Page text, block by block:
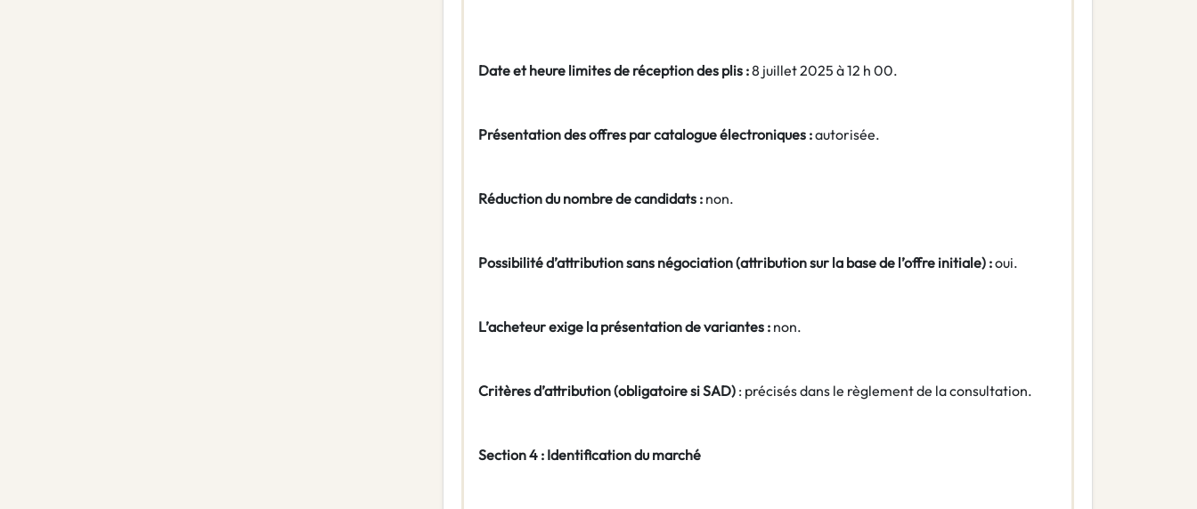
Date et heure limites de réception des plis :8 juillet 2025 à 12 h 00.
Présentation des offres par catalogue électroniques :autorisée.
Réduction du nombre de candidats : non.
Possibilité d’attribution sans négociation (attribution sur la base de l’offre initiale) :oui.
L’acheteur exige la présentation de variantes : non.
Critères d’attribution (obligatoire si SAD) : précisés dans le règlement de la consultation.
Section 4 : Identification du marché